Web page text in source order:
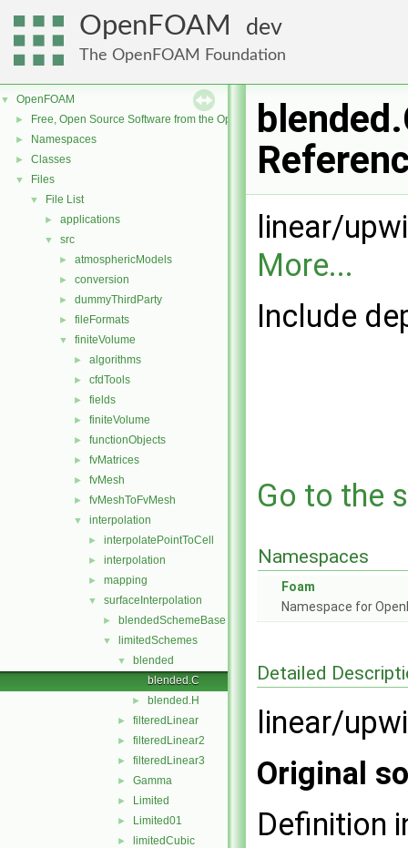
OpenFOAM dev
The OpenFOAM Foundation
▼ OpenFOAM
► Free, Open Source Software from the OpenFOAM Foundation
► Namespaces
► Classes
▼ Files
▼ File List
► applications
▼ src
► atmosphericModels
► conversion
► dummyThirdParty
► fileFormats
▼ finiteVolume
► algorithms
► cfdTools
► fields
► finiteVolume
► functionObjects
► fvMatrices
► fvMesh
► fvMeshToFvMesh
▼ interpolation
► interpolatePointToCell
► interpolation
► mapping
▼ surfaceInterpolation
► blendedSchemeBase
▼ limitedSchemes
▼
blended
blended.C
► blended.H
► filteredLinear
► filteredLinear2
► filteredLinear3
► Gamma
► Limited
► Limited01
► limitedCubic
linear/
More...
Include
Go to the
Namespaces
Foam
Namespace for
Detailed
linear/
Original
Definition